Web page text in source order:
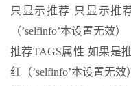
只显示推荐 只显示推
（’selfinfo’本设置无效）
推荐TAGS属性 如果是
红（’selfinfo’本设置无效）